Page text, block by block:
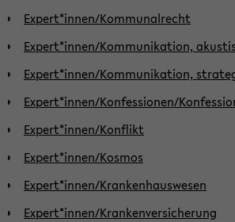
Expert*innen/Kommunalrecht
Expert*innen/Kommunikation,
Expert*innen/Kommunikation,
Expert*innen/Konfessionen/
Expert*innen/Konflikt
Expert*innen/Kosmos
Expert*innen/Krankenhauswesen
Expert*innen/Krankenversicherung